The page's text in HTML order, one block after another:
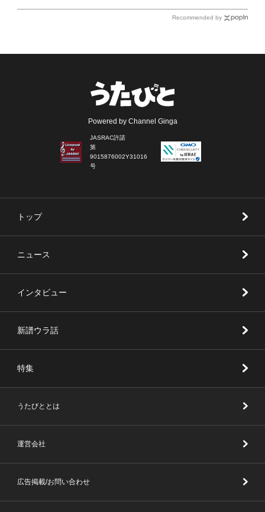
Recommended by
Powered by Channel Ginga
JASRAC許諾
第
9015876002Y31016
号
トップ
ニュース
インタビュー
新譜ウラ話
特集
うたびととは
運営会社
広告掲載/お問い合わせ